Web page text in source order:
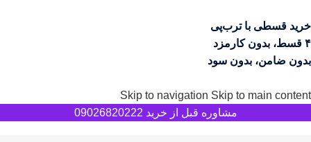
خرید قسطی با ترب‌پی
۴ قسط، بدون کارمزد
بدون ضامن، بدون سود
Skip to navigation Skip to main content
مشاوره قبل از خرید 09026820222